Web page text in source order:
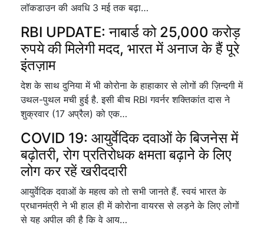
लॉकडाउन की अवधि 3 मई तक बढ़ा…
RBI UPDATE: नाबार्ड को 25,000 करोड़
रुपये की मिलेगी मदद, भारत में अनाज के हैं पूरे
इंतज़ाम
देश के साथ दुनिया में भी कोरोना के हाहाकार से लोगों की ज़िन्दगी में
उथल-पुथल मची हुई है. इसी बीच RBI गवर्नर शक्तिकांत दास ने
शुक्रवार (17 अप्रैल) को एक…
COVID 19: आयुर्वेदिक दवाओं के बिजनेस में
बढ़ोतरी, रोग प्रतिरोधक क्षमता बढ़ाने के लिए
लोग कर रहें खरीददारी
आयुर्वेदिक दवाओं के महत्व को तो सभी जानते हैं. स्वयं भारत के
प्रधानमंत्री ने भी हाल ही में कोरोना वायरस से लड़ने के लिए लोगों
से यह अपील की है कि वे आय…